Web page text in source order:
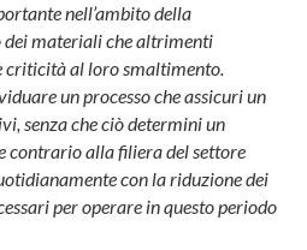
nell’ambito della
dei materiali che altrimenti
criticità al loro smaltimento.
un processo che assicuri un
senza che ciò determini un
contrario alla filiera del settore
con la riduzione dei
per operare in questo periodo